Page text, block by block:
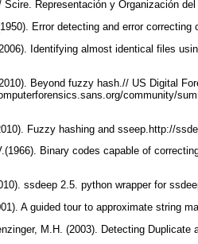
Scire. Representación y Organización
Error detecting and error
Identifying almost identical files
Beyond fuzzy hash.// US Digital
community/
Fuzzy hashing and sseep.http://
Binary codes capable of
ssdeep 2.5. python wrapper for
A guided tour to approximate string
M.H. (2003). Detecting